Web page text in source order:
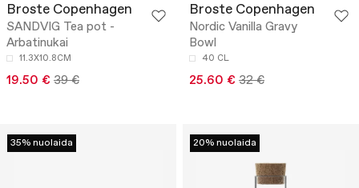
Broste Copenhagen
SANDVIG Tea pot -
Arbatinukai
11.3X10.8CM
19.50 € 39 €
Broste Copenhagen
Nordic Vanilla Gravy
Bowl
40 CL
25.60 € 32 €
35% nuolaida 20% nuolaida